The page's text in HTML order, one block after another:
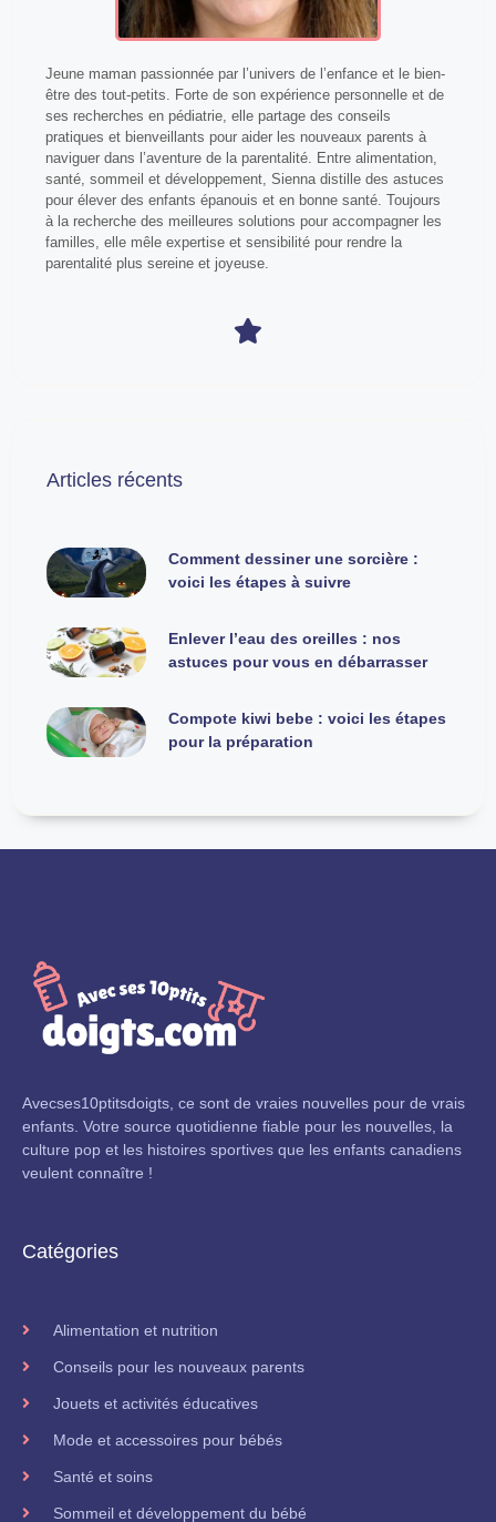
Jeune maman passionnée par l’univers de l’enfance et le bien-
être des tout-petits. Forte de son expérience personnelle et de
ses recherches en pédiatrie, elle partage des conseils
pratiques et bienveillants pour aider les nouveaux parents à
naviguer dans l’aventure de la parentalité. Entre alimentation,
santé, sommeil et développement, Sienna distille des astuces
pour élever des enfants épanouis et en bonne santé. Toujours
à la recherche des meilleures solutions pour accompagner les
familles, elle mêle expertise et sensibilité pour rendre la
parentalité plus sereine et joyeuse.
Articles récents
Comment dessiner une sorcière :
voici les étapes à suivre
Enlever l’eau des oreilles : nos
astuces pour vous en débarrasser
Compote kiwi bebe : voici les étapes
pour la préparation
Avecses10ptitsdoigts, ce sont de vraies nouvelles pour de vrais
enfants. Votre source quotidienne fiable pour les nouvelles, la
culture pop et les histoires sportives que les enfants canadiens
veulent connaître !
Catégories
Alimentation et nutrition
Conseils pour les nouveaux parents
Jouets et activités éducatives
Mode et accessoires pour bébés
Santé et soins
Sommeil et développement du bébé